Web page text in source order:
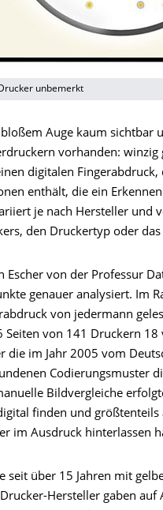
unbemerkt
Auge kaum sichtbar
vorhanden: winzig
digitalen
enthält, die ein
je nach Hersteller und
den Druckertyp oder
Escher von der Professur
genauer analysiert. Im
von jedermann
Seiten von 141 Druckern
die im Jahr 2005 vom
Codierungsmuster
Bildvergleiche
finden und größtenteils
im Ausdruck hinterlassen
seit über 15 Jahren mit
Hersteller gaben auf